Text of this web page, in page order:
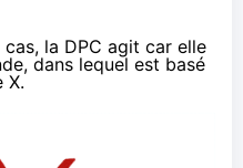
la DPC agit car elle
dans lequel est basé
X.